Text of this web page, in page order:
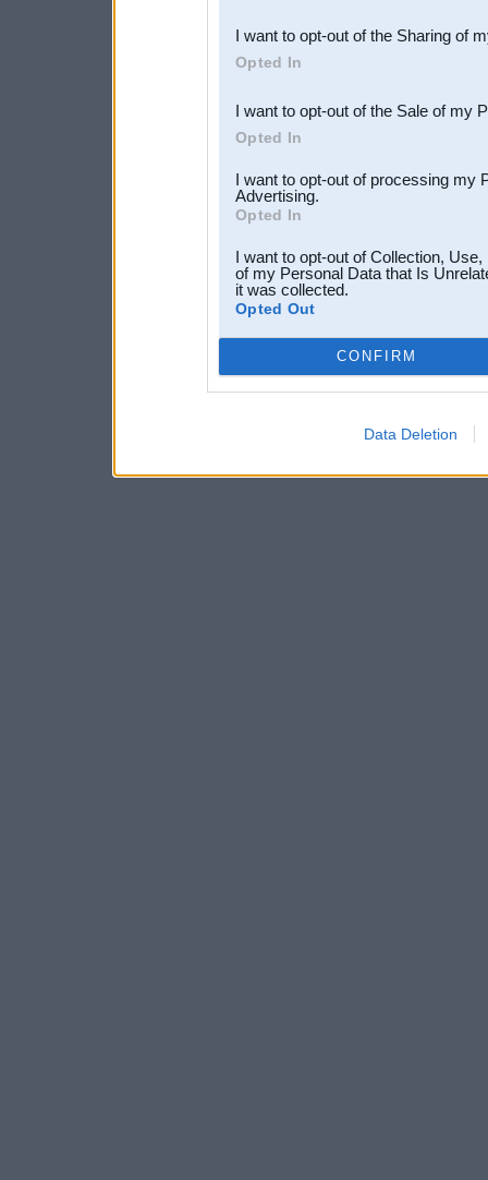
Downstream Participants
third parties.
I want to opt-out of the Sharing of
Opted In
I want to opt-out of the Sale of my
Opted In
I want to opt-out of processing my
Advertising.
Opted In
I want to opt-out of Collection,
of my Personal Data that Is
it was collected.
Opted Out
CONFIRM
Data Deletion